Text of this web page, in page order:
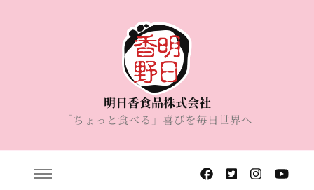
明日香食品株式会社
「ちょっと食べる」喜びを毎日世界へ